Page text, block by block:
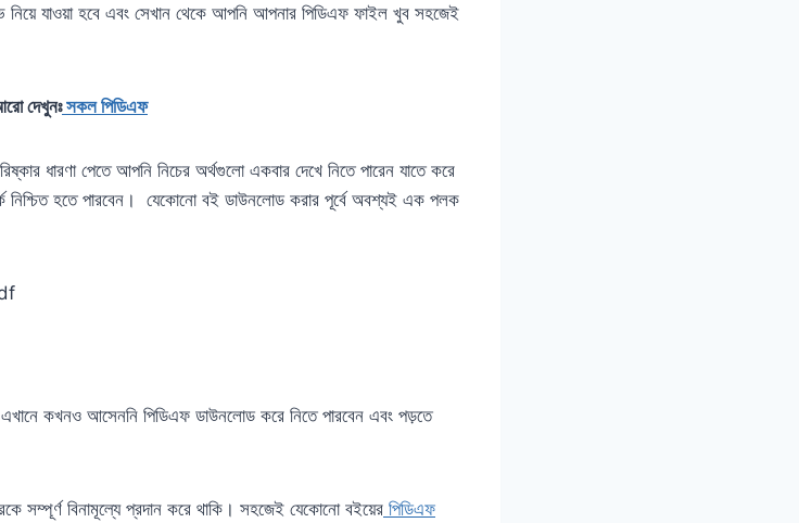
যাওয়া হবে এবং সেখান থেকে আপনি আপনার পিডিএফ ফাইল খুব সহজেই
দেখুনঃসকল পিডিএফ
ধারণা পেতে আপনি নিচের অর্থগুলো একবার দেখে নিতে পারেন যাতে করে
নিশ্চিত হতে পারবেন। যেকোনো বই ডাউনলোড করার পূর্বে অবশ্যই এক পলক
কখনও আসেননি পিডিএফ ডাউনলোড করে নিতে পারবেন এবং পড়তে
বিনামূল্যে প্রদান করে থাকি। সহজেই যেকোনো বইয়ের পিডিএফ